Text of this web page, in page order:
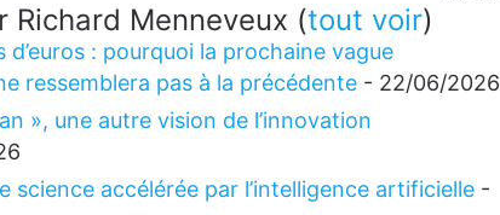
Menneveux (tout voir)
d’euros : pourquoi la prochaine vague
ressemblera pas à la précédente - 22/06/2026
», une autre vision de l’innovation
science accélérée par l’intelligence artificielle -